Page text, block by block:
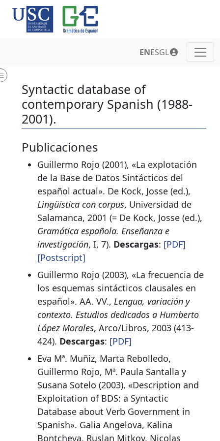
ENESGL
Syntactic database of
contemporary Spanish (1988-
2001).
Publicaciones
Guillermo Rojo (2001), «La explotación
de la Base de Datos Sintácticos del
español actual». De Kock, Josse (ed.),
Lingüística con corpus, Universidad de
Salamanca, 2001 (= De Kock, Josse (ed.),
Gramática española. Enseñanza e
investigación, I, 7). Descargas: [PDF]
[Postscript]
Guillermo Rojo (2003), «La frecuencia de
los esquemas sintácticos clausales en
español». AA. VV., Lengua, variación y
contexto. Estudios dedicados a Humberto
López Morales, Arco/Libros, 2003 (413-
424). Descargas: [PDF]
Eva Mª. Muñiz, Marta Rebolledo,
Guillermo Rojo, Mª. Paula Santalla y
Susana Sotelo (2003), «Description and
Exploitation of BDS: a Syntactic
Database about Verb Government in
Spanish». Galia Angelova, Kalina
Bontcheva, Ruslan Mitkov, Nicolas